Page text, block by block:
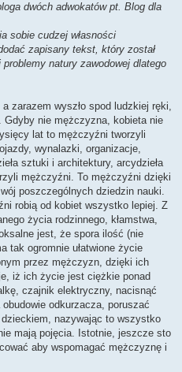
dwóch adwokatów pt. Blog dla
sobie cudzej własności
zapisany tekst, który został
natury zawodowej dlatego
zarazem wyszło spod ludzkiej ręki,
Gdyby nie mężczyzna, kobieta nie
lat to mężczyźni tworzyli
wynalazki, organizacje,
sztuki i architektury, arcydzieła
mężczyźni. To mężczyźni dzięki
poszczególnych dziedzin nauki.
robią od kobiet wszystko lepiej. Z
życia rodzinnego, kłamstwa,
jest, że spora ilość (nie
tak ogromnie ułatwione życie
przez mężczyzn, dzięki ich
iż ich życie jest ciężkie ponad
czajnik elektryczny, nacisnąć
odkurzacza, poruszać
nazywając to wszystko
mają pojęcia. Istotnie, jeszcze sto
aby wspomagać mężczyznę i